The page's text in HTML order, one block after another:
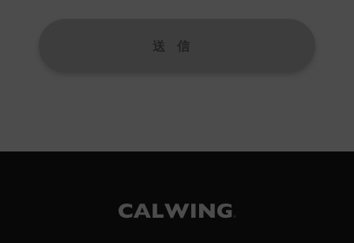
5,商品・サービス改善及び企画のための統計資料作成
個人情報の第三者提供